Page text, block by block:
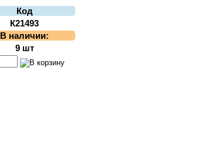
Код
К21493
В наличии:
9 шт